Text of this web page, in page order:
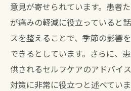
意見が寄せられています。患者
が痛みの軽減に役立っていると
スを整えることで、季節の影響
できるとしています。さらに、
供されるセルフケアのアドバイ
対策に非常に役立つと述べていま